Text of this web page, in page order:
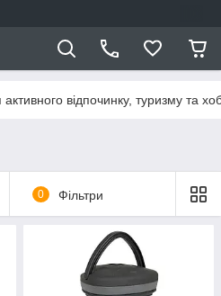
відпочинку, туризму та
0 Фільтри